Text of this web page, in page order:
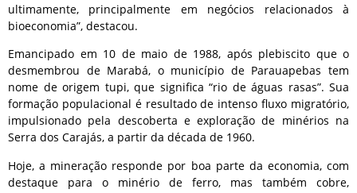
ultimamente, principalmente em negócios relacionados à
bioeconomia”, destacou.
Emancipado em 10 de maio de 1988, após plebiscito que o
desmembrou de Marabá, o município de Parauapebas tem
nome de origem tupi, que significa “rio de águas rasas”. Sua
formação populacional é resultado de intenso fluxo migratório,
impulsionado pela descoberta e exploração de minérios na
Serra dos Carajás, a partir da década de 1960.
Hoje, a mineração responde por boa parte da economia, com
destaque para o minério de ferro, mas também cobre,